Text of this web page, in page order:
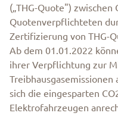
(„THG-Quote")
Quotenverpflichteten
Zertifizierung von THG-
Ab dem 01.01.2022
ihrer Verpflichtung zur
Treibhausgasemissionen
sich die eingesparten
Elektrofahrzeugen